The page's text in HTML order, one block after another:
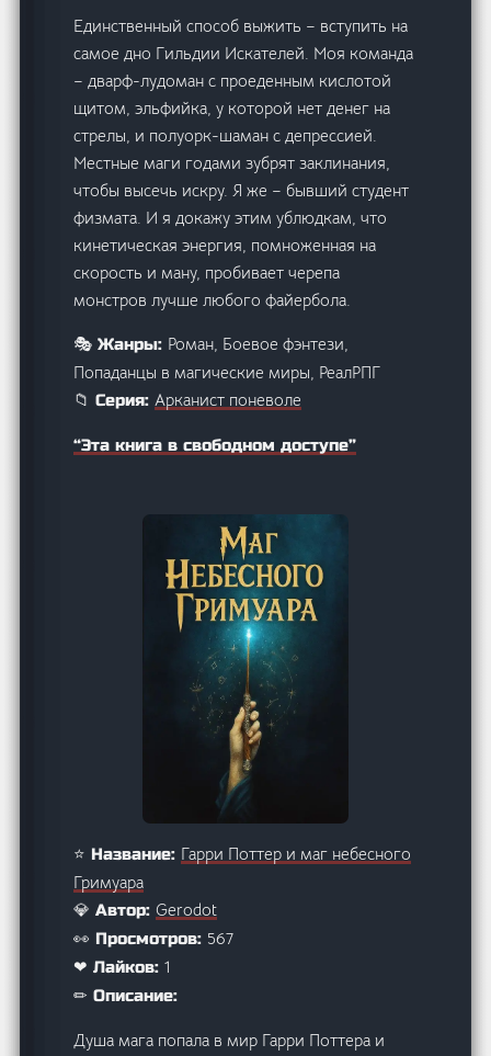
Единственный способ выжить – вступить на
самое дно Гильдии Искателей. Моя команда
– дварф-лудоман с проеденным кислотой
щитом, эльфийка, у которой нет денег на
стрелы, и полуорк-шаман с депрессией.
Местные маги годами зубрят заклинания,
чтобы высечь искру. Я же – бывший студент
физмата. И я докажу этим ублюдкам, что
кинетическая энергия, помноженная на
скорость и ману, пробивает черепа
монстров лучше любого файербола.
🎭 Жанры: Роман, Боевое фэнтези,
Попаданцы в магические миры, РеалРПГ
📁 Серия:Арканист поневоле
“Эта книга в свободном доступе”
⭐ Название: Гарри Поттер и маг небесного
Гримуара
💎 Автор: Gerodot
👀 Просмотров: 567
❤ Лайков:1
✏ Описание:
Душа мага попала в мир Гарри Поттера и